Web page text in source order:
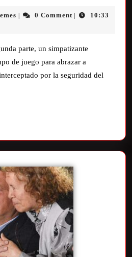
0 Comment
10:33
parte, un simpatizante
de juego para abrazar a
por la seguridad del